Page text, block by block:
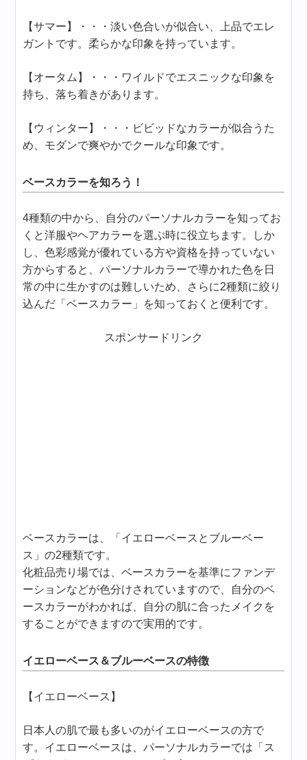
【サマー】・・・淡い色合いが似合い、上品でエレ
ガントです。柔らかな印象を持っています。
【オータム】・・・ワイルドでエスニックな印象を
持ち、落ち着きがあります。
【ウィンター】・・・ビビッドなカラーが似合うた
め、モダンで爽やかでクールな印象です。
ベースカラーを知ろう！
4種類の中から、自分のパーソナルカラーを知ってお
くと洋服やヘアカラーを選ぶ時に役立ちます。しか
し、色彩感覚が優れている方や資格を持っていない
方からすると、パーソナルカラーで導かれた色を日
常の中に生かすのは難しいため、さらに2種類に絞り
込んだ「ベースカラー」を知っておくと便利です。
スポンサードリンク
ベースカラーは、「イエローベースとブルーベー
ス」の2種類です。
化粧品売り場では、ベースカラーを基準にファンデ
ーションなどが色分けされていますので、自分のベ
ースカラーがわかれば、自分の肌に合ったメイクを
することができますので実用的です。
イエローベース＆ブルーベースの特徴
【イエローベース】
日本人の肌で最も多いのがイエローベースの方で
す。イエローベースは、パーソナルカラーでは「ス